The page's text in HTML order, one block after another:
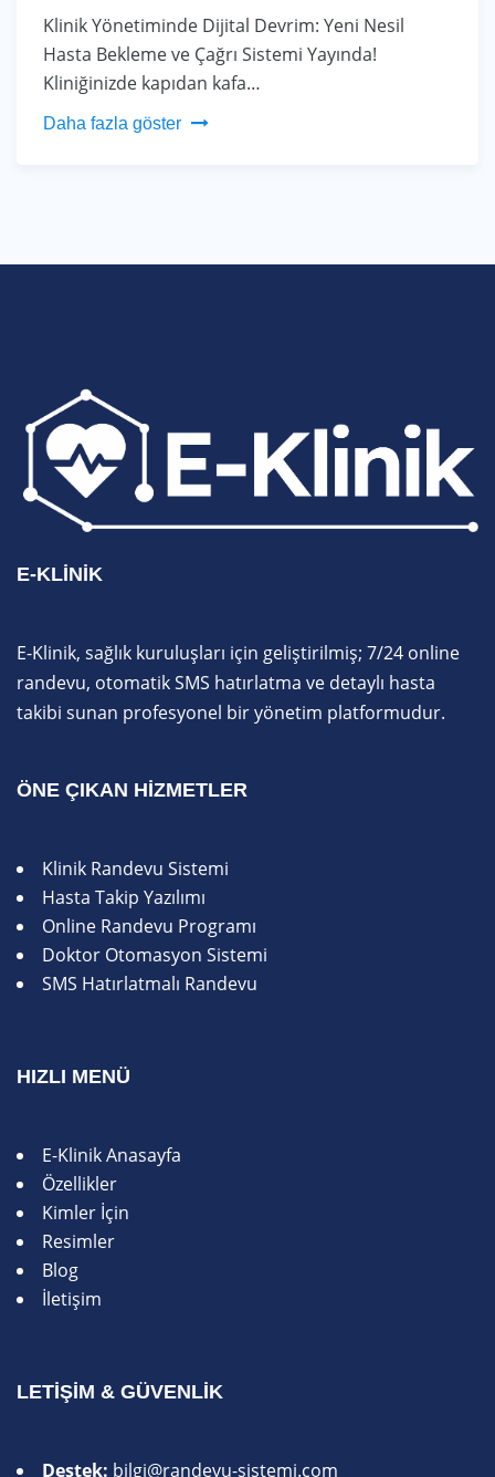
Klinik Yönetiminde Dijital Devrim: Yeni Nesil
Hasta Bekleme ve Çağrı Sistemi Yayında!
Kliniğinizde kapıdan kafa…
Daha fazla göster
E-KLINIK
E-Klinik, sağlık kuruluşları için geliştirilmiş; 7/24 online
randevu, otomatik SMS hatırlatma ve detaylı hasta
takibi sunan profesyonel bir yönetim platformudur.
ÖNE ÇIKAN HIZMETLER
Klinik Randevu Sistemi
Hasta Takip Yazılımı
Online Randevu Programı
Doktor Otomasyon Sistemi
SMS Hatırlatmalı Randevu
HIZLI MENÜ
E-Klinik Anasayfa
Özellikler
Kimler İçin
Resimler
Blog
İletişim
LETIŞIM & GÜVENLIK
Destek: bilgi@randevu-sistemi.com